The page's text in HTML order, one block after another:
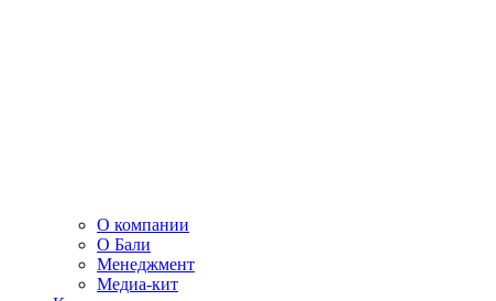
О компании
О Бали
Менеджмент
Медиа-кит